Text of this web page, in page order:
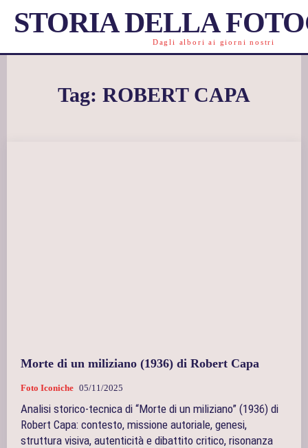
STORIA DELLA
Dagli albori ai giorni nostri
Tag: ROBERT CAPA
Morte di un miliziano (1936) di Robert Capa
Foto Iconiche 05/11/2025
Analisi storico‑tecnica di “Morte di un miliziano” (1936) di
Robert Capa: contesto, missione autoriale, genesi,
struttura visiva, autenticità e dibattito critico, risonanza